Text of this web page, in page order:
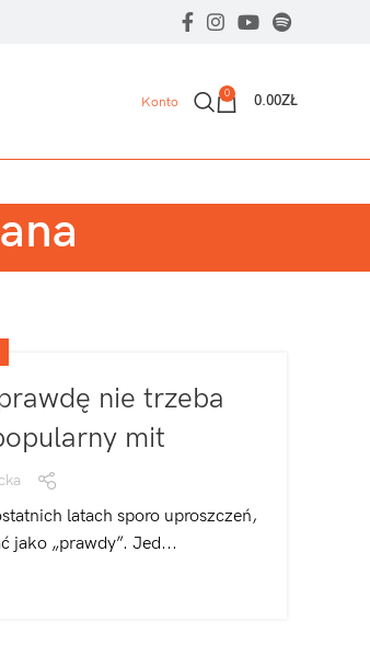
Konto
0 0.00ZŁ
nie trzeba
mit
latach sporo uproszczeń,
jako „prawdy”. Jed...